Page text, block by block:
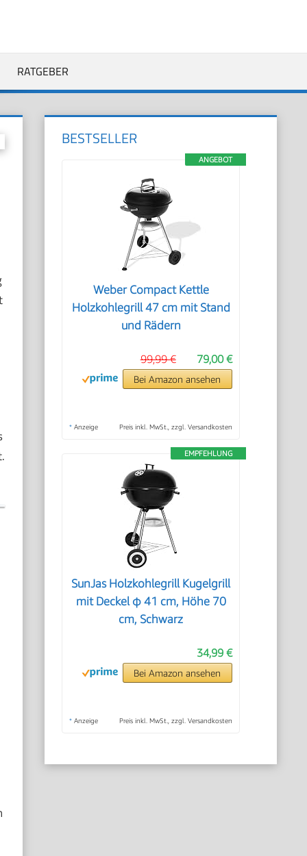
RATGEBER
BESTSELLER
ANGEBOT
Weber Compact Kettle
Holzkohlegrill 47 cm mit Stand
und Rädern
79,00 €
99,99 €
Bei Amazon ansehen
* Anzeige Preis inkl. MwSt., zzgl. Versandkosten
EMPFEHLUNG
SunJas Holzkohlegrill Kugelgrill
mit Deckel φ 41 cm, Höhe 70
cm, Schwarz
34,99 €
Bei Amazon ansehen
* Anzeige Preis inkl. MwSt., zzgl. Versandkosten